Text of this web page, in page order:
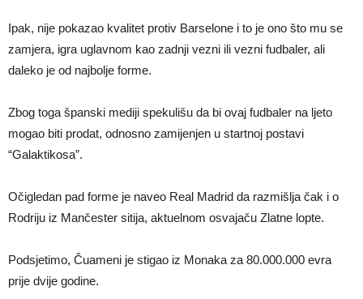
Ipak, nije pokazao kvalitet protiv Barselone i to je ono što mu se
zamjera, igra uglavnom kao zadnji vezni ili vezni fudbaler, ali
daleko je od najbolje forme.
Zbog toga španski mediji spekulišu da bi ovaj fudbaler na ljeto
mogao biti prodat, odnosno zamijenjen u startnoj postavi
“Galaktikosa”.
Očigledan pad forme je naveo Real Madrid da razmišlja čak i o
Rodriju iz Mančester sitija, aktuelnom osvajaču Zlatne lopte.
Podsjetimo, Čuameni je stigao iz Monaka za 80.000.000 evra
prije dvije godine.